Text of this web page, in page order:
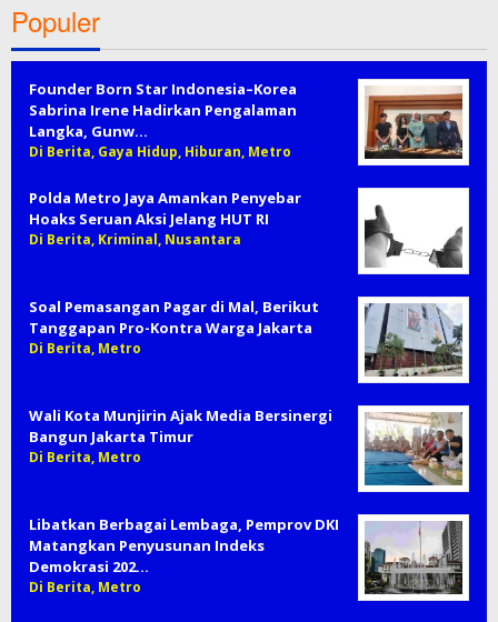
Populer
Founder Born Star Indonesia–Korea
Sabrina Irene Hadirkan Pengalaman
Langka, Gunw…
Di Berita, Gaya Hidup, Hiburan, Metro
Polda Metro Jaya Amankan Penyebar
Hoaks Seruan Aksi Jelang HUT RI
Di Berita, Kriminal, Nusantara
Soal Pemasangan Pagar di Mal, Berikut
Tanggapan Pro-Kontra Warga Jakarta
Di Berita, Metro
Wali Kota Munjirin Ajak Media Bersinergi
Bangun Jakarta Timur
Di Berita, Metro
Libatkan Berbagai Lembaga, Pemprov DKI
Matangkan Penyusunan Indeks
Demokrasi 202…
Di Berita, Metro